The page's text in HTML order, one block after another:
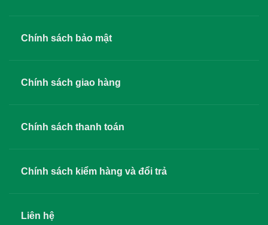
Chính sách bảo mật
Chính sách giao hàng
Chính sách thanh toán
Chính sách kiểm hàng và đổi trả
Liên hệ